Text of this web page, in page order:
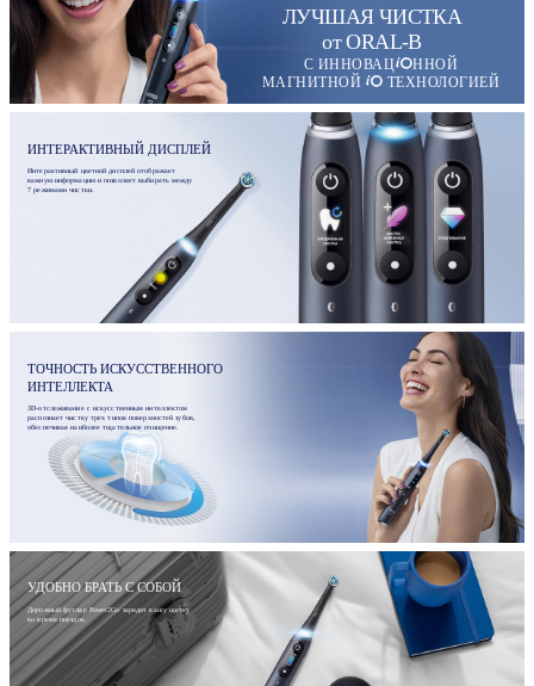
ЛУЧШАЯ ЧИСТКА
от ORAL-B
С ИННОВАЦ
ННОЙ
МАГНИТНОЙ
ТЕХНОЛОГИЕЙ
ИНТЕРАКТИВНЫЙ ДИСПЛЕЙ
Интерактивный цветной дисплей отображает
важную информацию и позволяет выбирать между
7 режимами чистки.
ТОЧНОСТЬ ИСКУССТВЕННОГО
ИНТЕЛЛЕКТА
3D-отслеживание с искусственным интеллектом
распознает чистку трех типов поверхностей зубов,
обеспечивая наиболее тщательное очищение.
УДОБНО БРАТЬ С СОБОЙ
Дорожный футляр Power2Go зарядит вашу щетку
во время поездок.